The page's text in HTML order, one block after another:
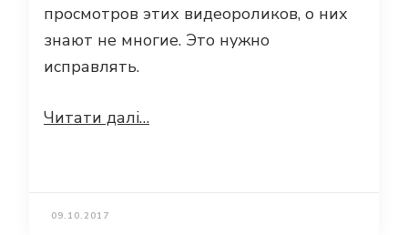
просмотров этих видеороликов, о них
знают не многие. Это нужно
исправлять.
Читати далі…
09.10.2017